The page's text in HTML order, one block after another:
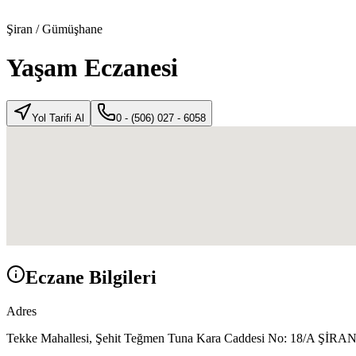
Şiran /Gümüşhane
Yaşam Eczanesi
Yol Tarifi Al 0 - (506) 027 - 6058
Eczane Bilgileri
Adres
Tekke Mahallesi, Şehit Teğmen Tuna Kara Caddesi No: 18/A ŞİRAN